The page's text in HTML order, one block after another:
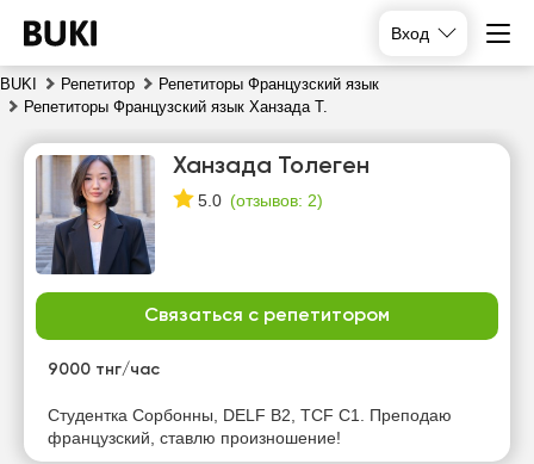
Вход
BUKI Репетитор
Репетиторы Французский язык
Репетиторы Французский язык Ханзада Т.
Ханзада Толеген
5.0 (отзывов: 2)
Связаться с репетитором
9000 тнг/час
Студентка Сорбонны, DELF B2, TCF C1. Преподаю
французский, ставлю произношение!
пт
сб
Нет
свободных
Нет
свободных
Нет
свободных
Нет